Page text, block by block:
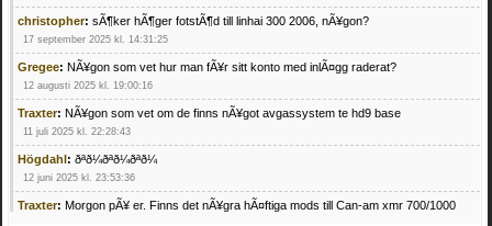
christopher: sÃ¶ker hÃ¶ger fotstÃ¶d till linhai 300 2006, nÃ¥gon?
17 september 2025 kl. 14:31:25
Gregee: NÃ¥gon som vet hur man fÃ¥r sitt konto med inlÃ¤gg raderat?
12 augusti 2025 kl. 19:00:16
Traxter: NÃ¥gon som vet om de finns nÃ¥got avgassystem te hd9 base
11 juli 2025 kl. 22:28:43
Högdahl: ðªð¼ðªð¼ðªð¼
12 juni 2025 kl. 23:53:36
Traxter: Morgon pÃ¥ er. Finns det nÃ¥gra hÃ¤ftiga mods till Can-am xmr 700/1000